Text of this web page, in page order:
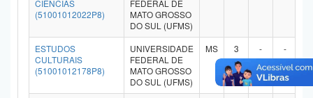
CIÊNCIAS
(51001012022P8)
FEDERAL DE
MATO GROSSO
DO SUL (UFMS)
ESTUDOS
CULTURAIS
(51001012178P8)
UNIVERSIDADE
FEDERAL DE
MATO GROSSO
DO SUL (UFMS)
MS 3 - -